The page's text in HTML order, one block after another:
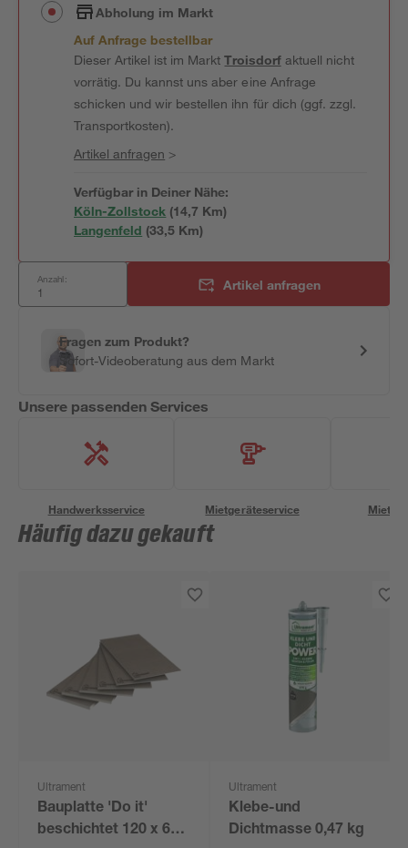
Abholung im Markt
Auf Anfrage bestellbar
Dieser Artikel ist im MarktTroisdorfaktuell nicht
vorrätig. Du kannst uns aber eine Anfrage
schicken und wir bestellen ihn für dich (ggf. zzgl.
Transportkosten).
Artikel anfragen >
Verfügbar in Deiner Nähe:
Köln-Zollstock (14,7 Km)
Langenfeld (33,5 Km)
Anzahl: Artikel anfragen
Fragen zum Produkt?
Sofort-Videoberatung aus dem Markt
Unsere passenden Services
Handwerksservice Mietgeräteservice
Häufig dazu gekauft
Ultrament
Bauplatte 'Do it'
beschichtet 120 x 60
Ultrament
Klebe-und
Dichtmasse 0,47 kg